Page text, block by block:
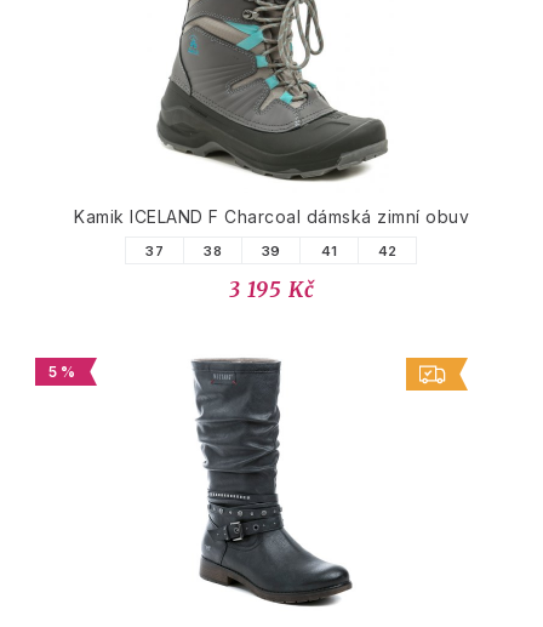
Kamik ICELAND F Charcoal dámská zimní obuv
37 38 39 41 42
3 195 Kč
5 %